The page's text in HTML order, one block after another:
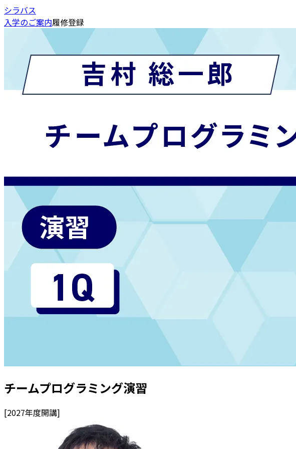
シラバス
入学のご案内履修登録
チームプログラミング演習
[2027年度開講]